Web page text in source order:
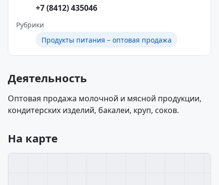
+7 (8412) 435046
Рубрики
Продукты питания – оптовая продажа
Деятельность
Оптовая продажа молочной и мясной продукции,
кондитерских изделий, бакалеи, круп, соков.
На карте